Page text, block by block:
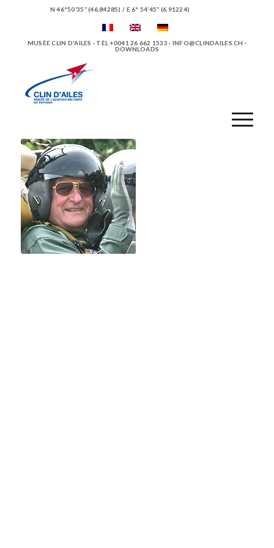
N 46°50’35” (46.84285) / E 6° 54’45” (6.91224)
MUSÉE CLIN D'AILES · TÉL +0041 26 662 1533 · INFO@CLINDAILES.CH ·
DOWNLOADS